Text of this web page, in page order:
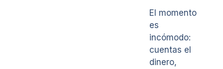
El momento
es
incómodo:
cuentas el
dinero,